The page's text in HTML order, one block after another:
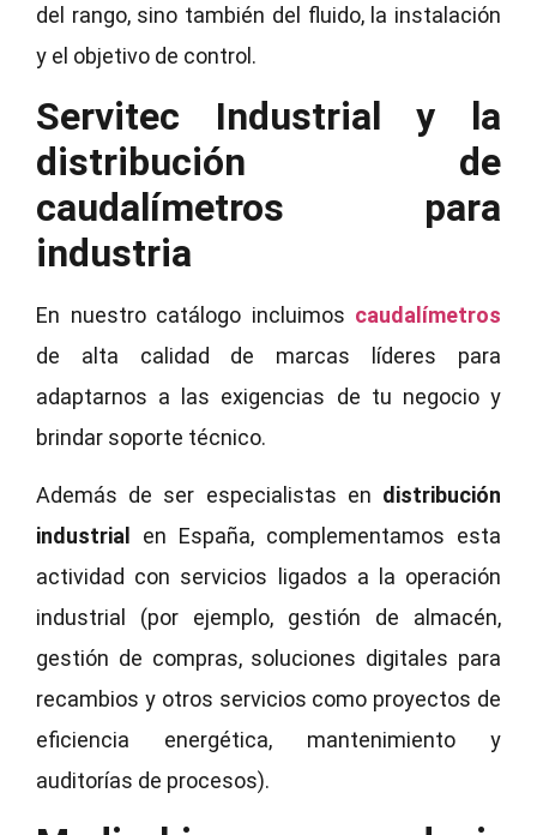
del rango, sino también del fluido, la instalación
y el objetivo de control.
Servitec Industrial y la
distribución de
caudalímetros para
industria
En nuestro catálogo incluimos caudalímetros
de alta calidad de marcas líderes para
adaptarnos a las exigencias de tu negocio y
brindar soporte técnico.
Además de ser especialistas en distribución
industrial
en España, complementamos esta
actividad con servicios ligados a la operación
industrial (por ejemplo, gestión de almacén,
gestión de compras, soluciones digitales para
recambios y otros servicios como proyectos de
eficiencia energética, mantenimiento y
auditorías de procesos).